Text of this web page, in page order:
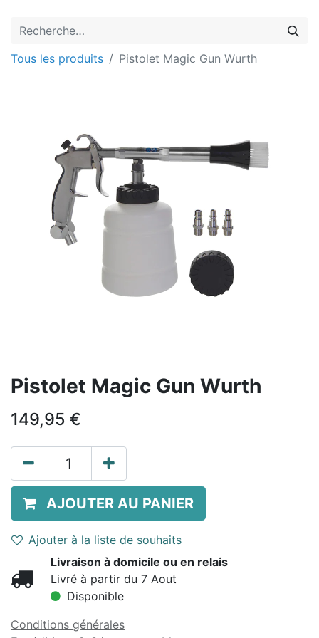
Tous les produits Pistolet Magic Gun Wurth
Pistolet Magic Gun Wurth
149,95 €
AJOUTER AU PANIER
Ajouter à la liste de souhaits
Livraison à domicile ou en relais
Livré à partir du 7 Aout
Disponible
Conditions générales